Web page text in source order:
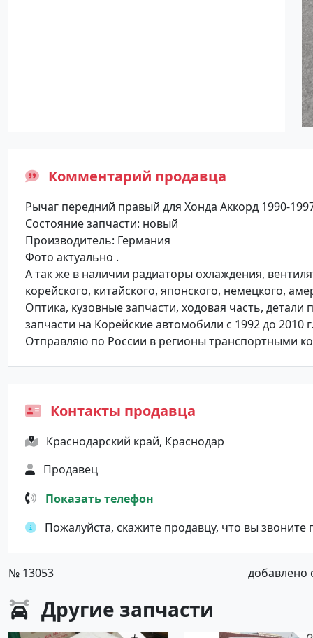
Комментарий продавца
Рычаг передний правый для Хонда Аккорд 1990-
Состояние запчасти: новый
Производитель: Германия
Фото актуально .
А так же в наличии радиаторы охлаждения,
корейского, китайского, японского, немецкого,
Оптика, кузовные запчасти, ходовая часть,
запчасти на Корейские автомобили с 1992 до 2010
Отправляю по России в регионы транспортными
Контакты продавца
Краснодарский край, Краснодар
Продавец
Показать телефон
Пожалуйста, скажите продавцу, что вы
№ 13053 добавлено
Другие запчасти